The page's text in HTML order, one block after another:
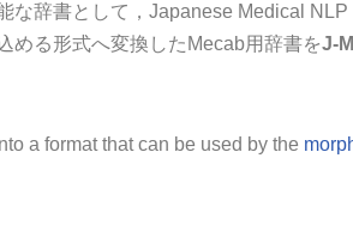
な辞書として，Japanese Medical
める形式へ変換したMecab用辞書をJ-
a format that can be used by the